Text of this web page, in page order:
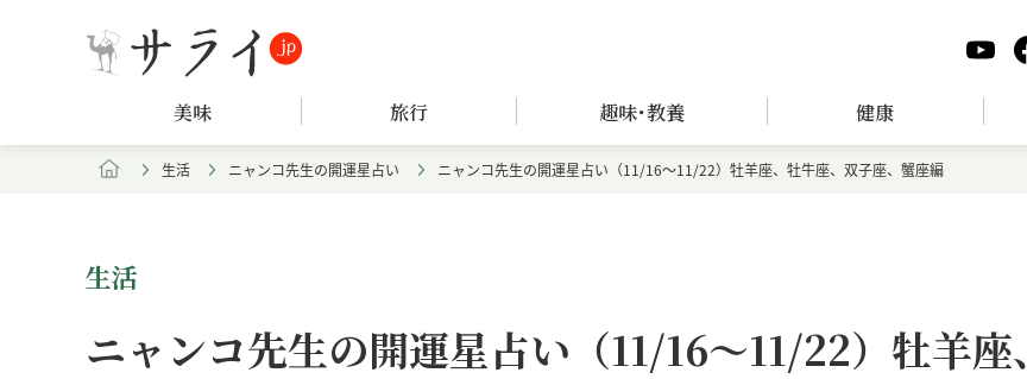
美味 旅行 趣味･教養 健康
生活 ニャンコ先生の開運星占い ニャンコ先生の開運星占い（11/16～11/22）牡羊座、牡牛座、双子座、蟹座編
生活
ニャンコ先生の開運星占い（11/16～11/22）牡羊座、